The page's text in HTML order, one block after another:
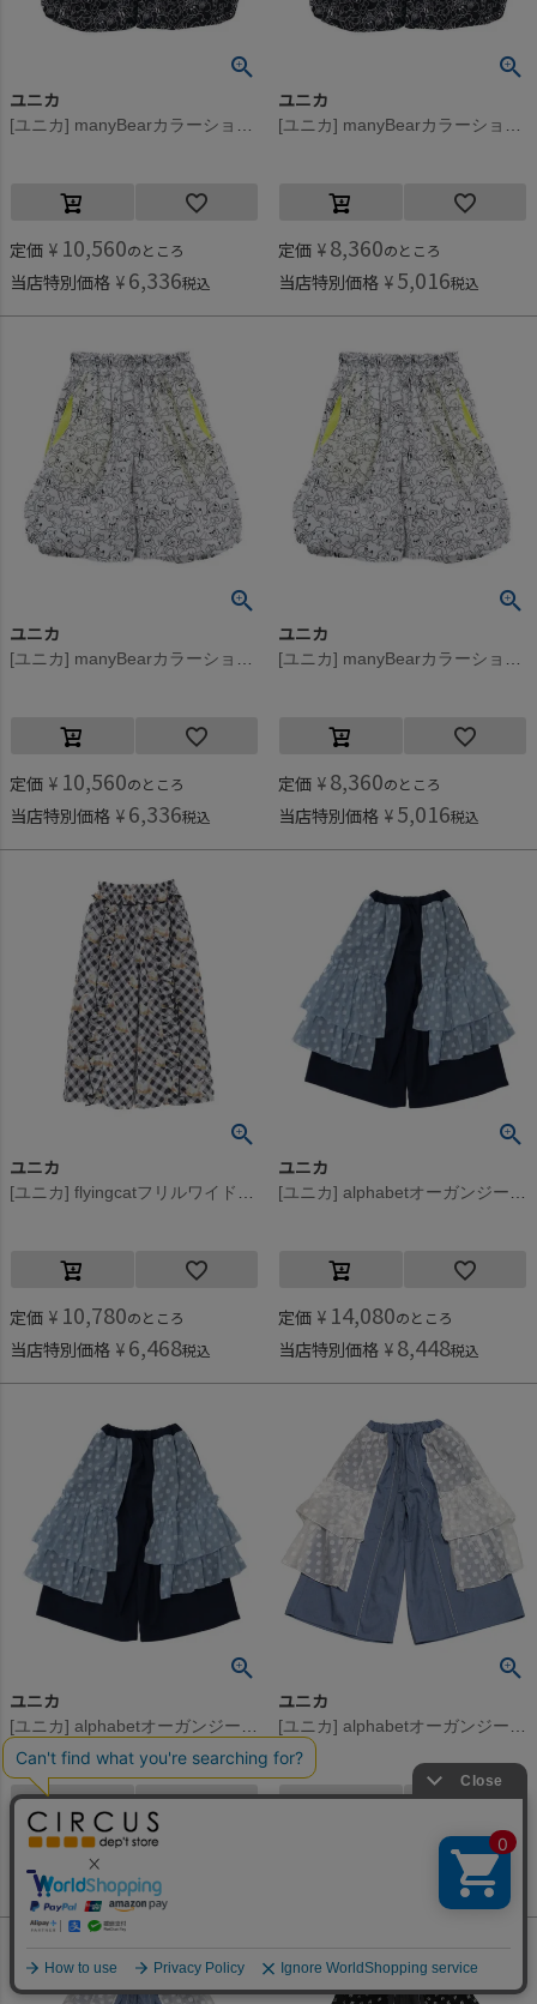
ユニカ
定価 ¥ 10,560のところ
当店特別価格 ¥ 6,336税込
ユニカ
定価 ¥ 8,360のところ
当店特別価格 ¥ 5,016税込
ユニカ
定価 ¥ 10,560のところ
当店特別価格 ¥ 6,336税込
ユニカ
定価 ¥ 8,360のところ
当店特別価格 ¥ 5,016税込
ユニカ
定価 ¥ 10,780のところ
当店特別価格 ¥ 6,468税込
ユニカ
定価 ¥ 14,080のところ
当店特別価格 ¥ 8,448税込
ユニカ
定価 ¥ 10,780のところ
当店特別価格 ¥6,468
ユニカ
のところ
税込
何かお探しですか？